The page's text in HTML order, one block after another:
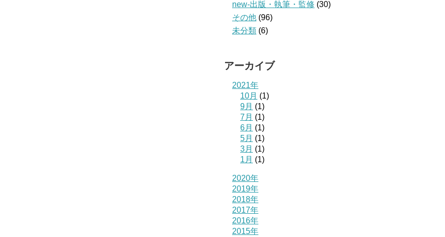
new-出版・執筆・監修 (30)
その他 (96)
未分類 (6)
アーカイブ
2021年
10月 (1)
9月 (1)
7月 (1)
6月 (1)
5月 (1)
3月 (1)
1月 (1)
2020年
2019年
2018年
2017年
2016年
2015年